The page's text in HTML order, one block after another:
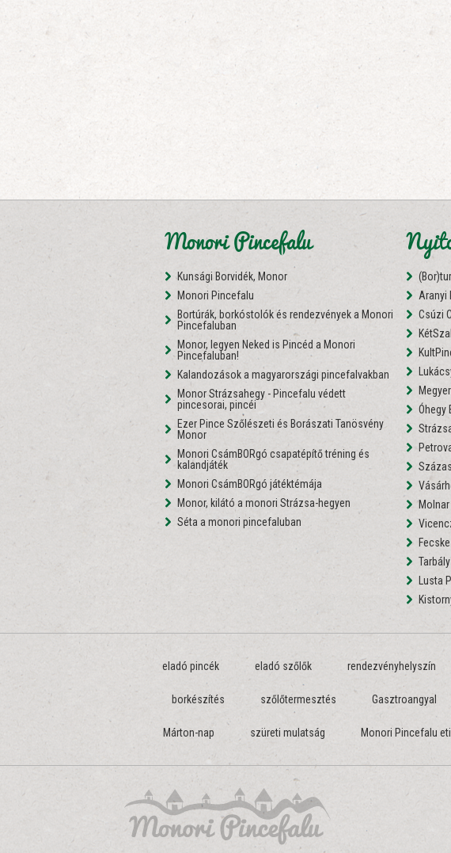
Monori Pincefalu
Kunsági Borvidék, Monor
Monori Pincefalu
Bortúrák, borkóstolók és rendezvények a Monori
Pincefaluban
Monor, legyen Neked is Pincéd a Monori
Pincefaluban!
Kalandozások a magyarországi pincefalvakban
Monor Strázsahegy - Pincefalu védett
pincesorai, pincéi
Ezer Pince Szőlészeti és Borászati Tanösvény
Monor
Monori CsámBORgó csapatépítő tréning és
kalandjáték
Monori CsámBORgó játéktémája
Monor, kilátó a monori Strázsa-hegyen
Séta a monori pincefaluban
Aranyi
Csúzi
Óhegy
Lusta
eladó pincék eladó szőlők rendezvényhelyszín
borkészítés szőlőtermesztés Gasztroangyal
Márton-nap szüreti mulatság Monori Pincefalu